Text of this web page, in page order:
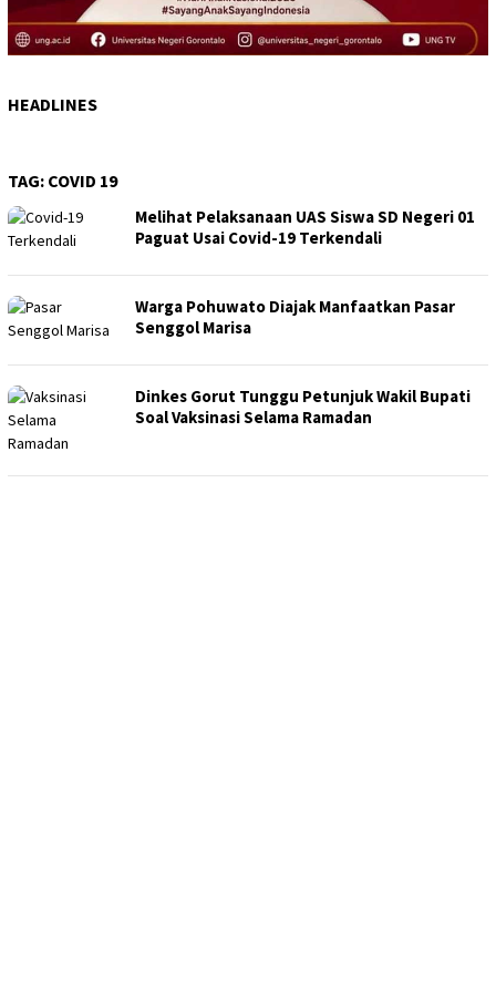
HEADLINES
TAG: COVID 19
Melihat Pelaksanaan UAS Siswa SD Negeri 01
Paguat Usai Covid-19 Terkendali
Warga Pohuwato Diajak Manfaatkan Pasar
Senggol Marisa
Dinkes Gorut Tunggu Petunjuk Wakil Bupati
Soal Vaksinasi Selama Ramadan